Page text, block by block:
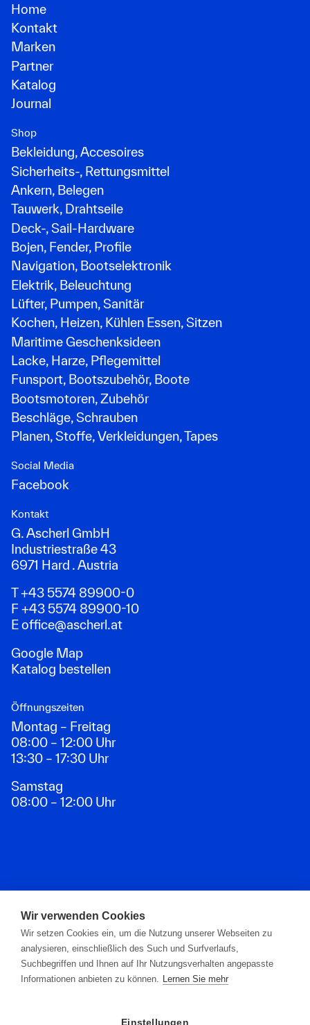
Home
Kontakt
Marken
Partner
Katalog
Journal
Shop
Bekleidung, Accesoires
Sicherheits-, Rettungsmittel
Ankern, Belegen
Tauwerk, Drahtseile
Deck-, Sail-Hardware
Bojen, Fender, Profile
Navigation, Bootselektronik
Elektrik, Beleuchtung
Lüfter, Pumpen, Sanitär
Kochen, Heizen, Kühlen Essen, Sitzen
Maritime Geschenksideen
Lacke, Harze, Pflegemittel
Funsport, Bootszubehör, Boote
Bootsmotoren, Zubehör
Beschläge, Schrauben
Planen, Stoffe, Verkleidungen, Tapes
Social Media
Facebook
Kontakt
G. Ascherl GmbH
Industriestraße 43
6971 Hard . Austria
T +43 5574 89900-0
F +43 5574 89900-10
Eoffice@ascherl.at
Google Map
Katalog bestellen
Öffnungszeiten
Montag – Freitag
08:00 – 12:00 Uhr
13:30 – 17:30 Uhr
Samstag
08:00 – 12:00 Uhr
Zahlungsarten
Wir verwenden Cookies
Wir setzen Cookies ein, um die Nutzung unserer Webseiten zu
analysieren, einschließlich des Such und Surfverlaufs,
Suchbegriffen und Ihnen auf Ihr Nutzungsverhalten angepasste
Informationen anbieten zu können. Lernen Sie mehr
Einstellungen